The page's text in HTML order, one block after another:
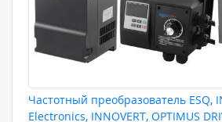
Частотный преобразователь ESQ,
Electronics, INNOVERT, OPTIMUS